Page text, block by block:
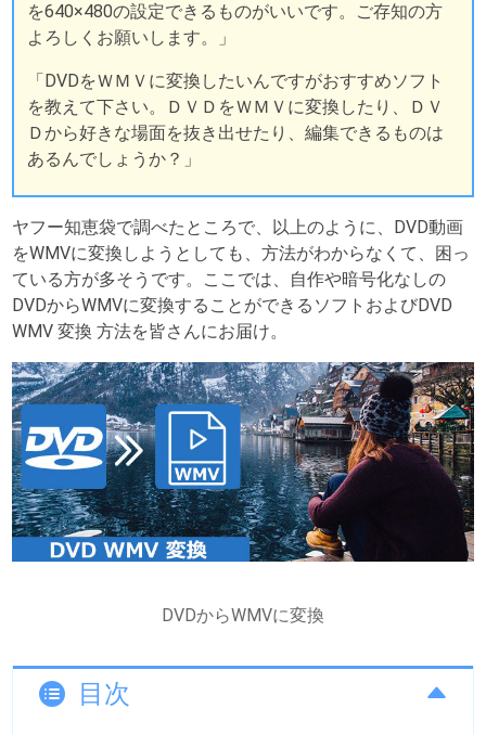
を640×480の設定できるものがいいです。ご存知の方
よろしくお願いします。」
「DVDをＷＭＶに変換したいんですがおすすめソフト
を教えて下さい。ＤＶＤをＷＭＶに変換したり、ＤＶ
Ｄから好きな場面を抜き出せたり、編集できるものは
あるんでしょうか？」
ヤフー知恵袋で調べたところで、以上のように、DVD動画
をWMVに変換しようとしても、方法がわからなくて、困っ
ている方が多そうです。ここでは、自作や暗号化なしの
DVDからWMVに変換することができるソフトおよびDVD
WMV 変換 方法を皆さんにお届け。
DVDからWMVに変換
目次